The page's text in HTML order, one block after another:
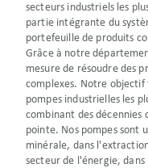
secteurs industriels les
partie intégrante du
portefeuille de produits
Grâce à notre
mesure de résoudre des
complexes. Notre objectif
pompes industrielles les
combinant des décennies
pointe. Nos pompes sont
minérale, dans
secteur de l'énergie,